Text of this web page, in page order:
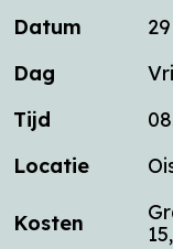
Datum
Dag
Tijd
Locatie
Kosten